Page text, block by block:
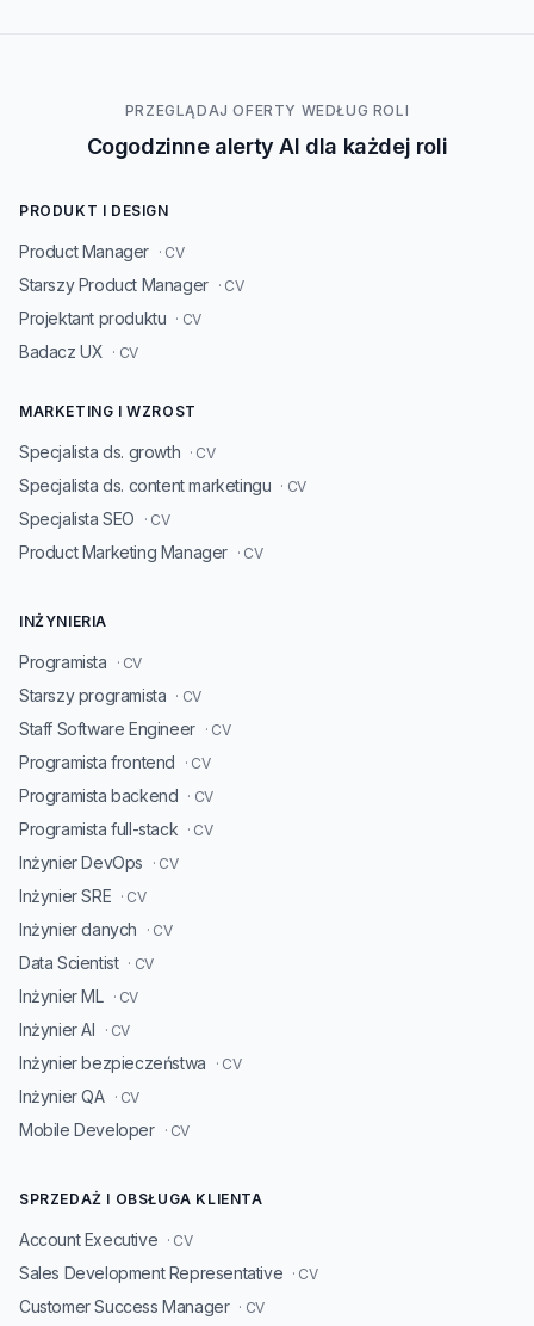
PRZEGLĄDAJ OFERTY WEDŁUG ROLI
Cogodzinne alerty AI dla każdej roli
PRODUKT I DESIGN
Product Manager · CV
Starszy Product Manager · CV
Projektant produktu · CV
Badacz UX · CV
MARKETING I WZROST
Specjalista ds. growth · CV
Specjalista ds. content marketingu · CV
Specjalista SEO · CV
Product Marketing Manager · CV
INŻYNIERIA
Programista · CV
Starszy programista · CV
Staff Software Engineer · CV
Programista frontend · CV
Programista backend · CV
Programista full-stack · CV
Inżynier DevOps · CV
Inżynier SRE · CV
Inżynier danych · CV
Data Scientist · CV
Inżynier ML · CV
Inżynier AI · CV
Inżynier bezpieczeństwa · CV
Inżynier QA · CV
Mobile Developer · CV
SPRZEDAŻ I OBSŁUGA KLIENTA
Account Executive · CV
Sales Development Representative · CV
Customer Success Manager · CV